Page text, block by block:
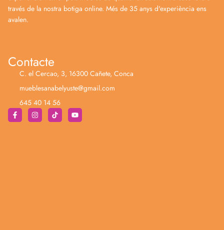
través de la nostra botiga online. Més de 35 anys d'experiència ens
avalen.
Contacte
C. el Cercao, 3, 16300 Cañete, Conca
mueblesanabelyuste@gmail.com
645 40 14 56